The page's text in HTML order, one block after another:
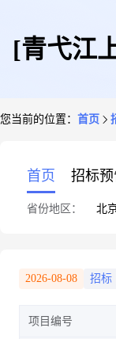
[青弋江
您当前的位置： 首页
首页 招标预
省份地区： 北
2026-08-08 招标
项目编号